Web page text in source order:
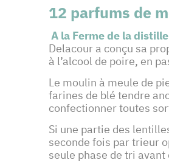
12 parfums de
A la Ferme de la
Delacour a conçu sa
à l’alcool de poire, en
Le moulin à meule de
farines de blé tendre
confectionner toutes
Si une partie des
seconde fois par trieur
seule phase de tri